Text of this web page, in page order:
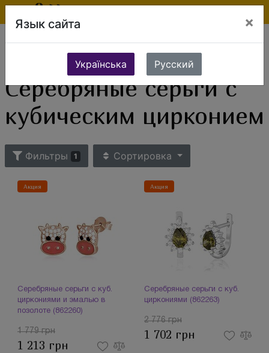
Ювелирные изделия
Серебряные украшения
Серебряные серьги с кубическим цирконием
Серебряные серьги с
кубическим цирконием
Фильтры 1 Сортировка
Акция
Серебряные серьги с куб.
циркониями и эмалью в
позолоте (862260)
1 779 грн
1 213 грн
Акция
Серебряные серьги с куб.
циркониями (862263)
2 776 грн
1 702 грн
Язык сайта ×
Українська Русский